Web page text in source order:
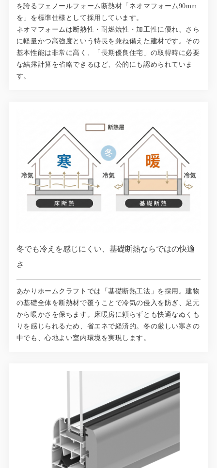
を誇るフェノールフォーム断熱材「ネオマフォーム90mm
を」を標準仕様として採用しています。
ネオマフォームは断熱性・耐燃焼性・加工性に優れ、さら
に軽量かつ高強度という特長を兼ね備えた建材です。その
基本性能は非常に高く、「長期優良住宅」の取得時に必要
な結露計算を省略できるほど、公的にも認められていま
す。
冬でも冷えを感じにくい、基礎断熱ならではの快適
さ
あかりホームクラフトでは「基礎断熱工法」を採用。建物
の基礎全体を断熱材で覆うことで冷気の侵入を防ぎ、足元
から暖かさを保ちます。床暖房に頼らずとも快適なぬくも
りを感じられるため、省エネで経済的。冬の厳しい寒さの
中でも、心地よい室内環境を実現します。